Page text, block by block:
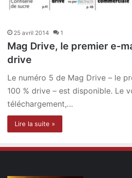
25 avril 2014 1
Mag Drive, le premier e-
drive
Le numéro 5 de Mag Drive – le
100 % drive – est disponible. Le
téléchargement,…
Lire la suite »